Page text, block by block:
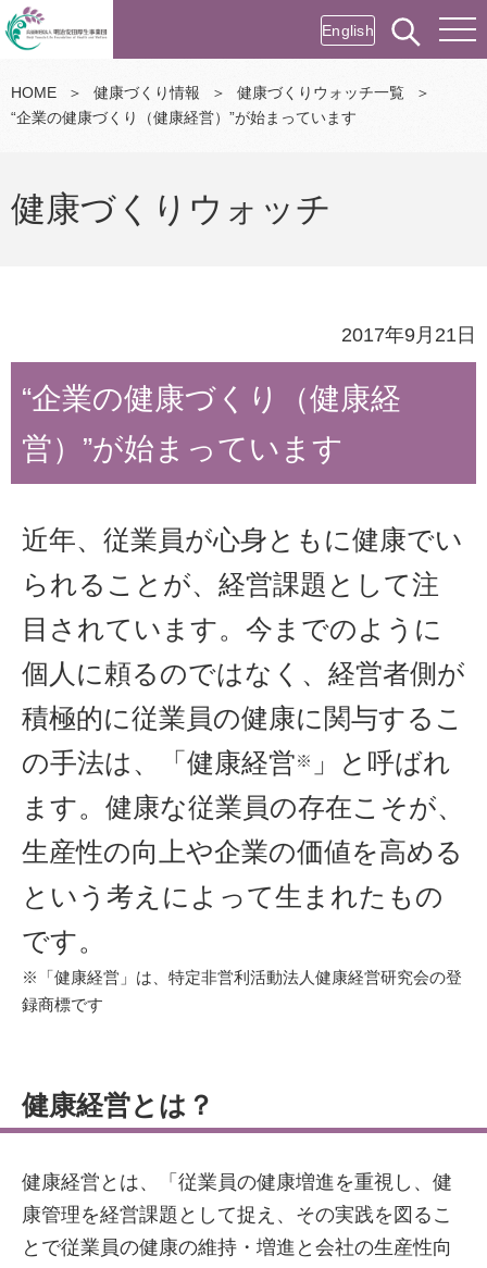
English
HOME ＞ 健康づくり情報 ＞ 健康づくりウォッチ一覧
＞
“企業の健康づくり（健康経営）”が始まっています
健康づくりウォッチ
2017年9月21日
“企業の健康づくり（健康経
営）”が始まっています
近年、従業員が心身ともに健康でい
られることが、経営課題として注
目されています。今までのように
個人に頼るのではなく、経営者側が
積極的に従業員の健康に関与するこ
の手法は、「健康経営※
」と呼ばれ
ます。健康な従業員の存在こそが、
生産性の向上や企業の価値を高める
という考えによって生まれたもの
です。
※「健康経営」は、特定非営利活動法人健康経営研究会の登
録商標です
健康経営とは？
健康経営とは、「従業員の健康増進を重視し、健
康管理を経営課題として捉え、その実践を図るこ
とで従業員の健康の維持・増進と会社の生産性向